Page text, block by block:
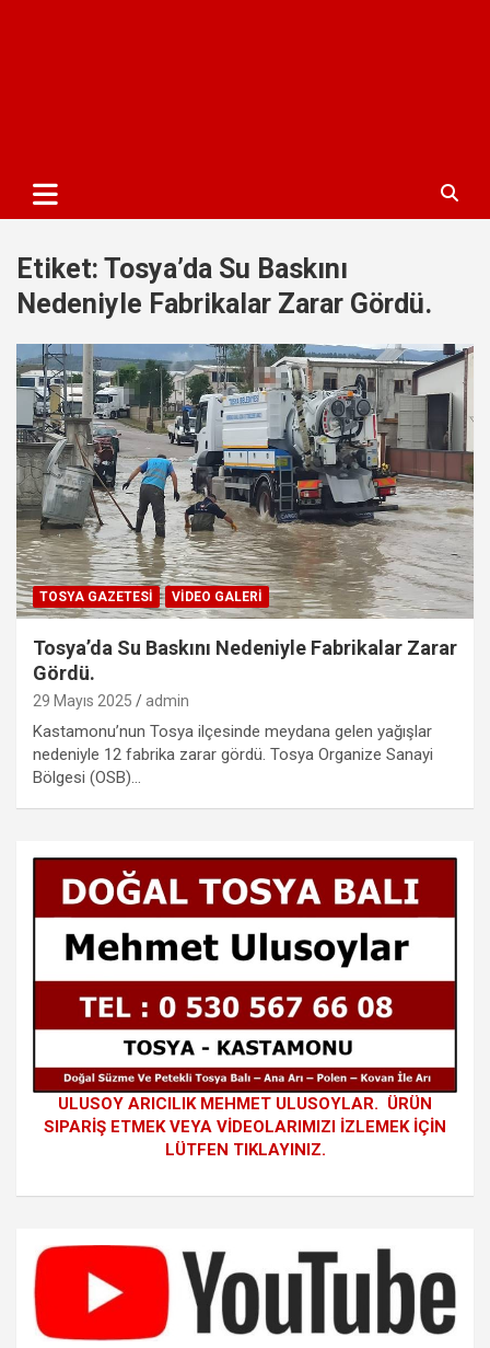
Etiket: Tosya’da Su Baskını
Nedeniyle Fabrikalar Zarar Gördü.
TOSYA GAZETESI VIDEO GALERI
Tosya’da Su Baskını Nedeniyle Fabrikalar Zarar
Gördü.
29 Mayıs 2025 admin
Kastamonu’nun Tosya ilçesinde meydana gelen yağışlar
nedeniyle 12 fabrika zarar gördü. Tosya Organize Sanayi
Bölgesi (OSB)…
ULUSOY ARICILIK MEHMET ULUSOYLAR. ÜRÜN
SIPARİŞ ETMEK VEYA VİDEOLARIMIZI İZLEMEK İÇİN
LÜTFEN TIKLAYINIZ.